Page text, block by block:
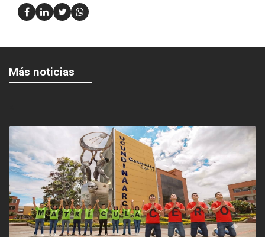
Más noticias